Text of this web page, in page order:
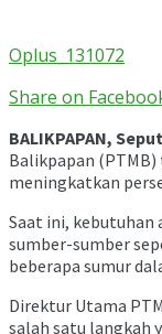
Oplus_131072
Share on
BALIKPAPAN,
Balikpapan
meningkatkan
Saat ini, kebutuhan
sumber-sumber
beberapa sumur
Direktur Utama
salah satu langkah